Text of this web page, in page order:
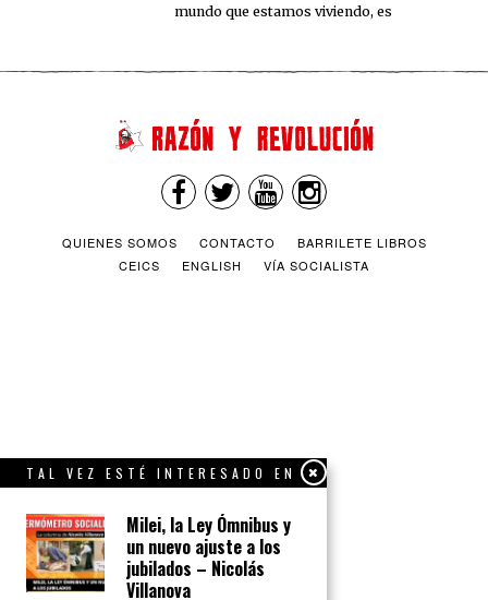
mundo que estamos viviendo, es
QUIENES SOMOS CONTACTO
BARRILETE LIBROS
CEICS
ENGLISH VÍA SOCIALISTA
TAL VEZ ESTÉ INTERESADO EN
Milei, la Ley Ómnibus y
un nuevo ajuste a los
jubilados – Nicolás
Villanova